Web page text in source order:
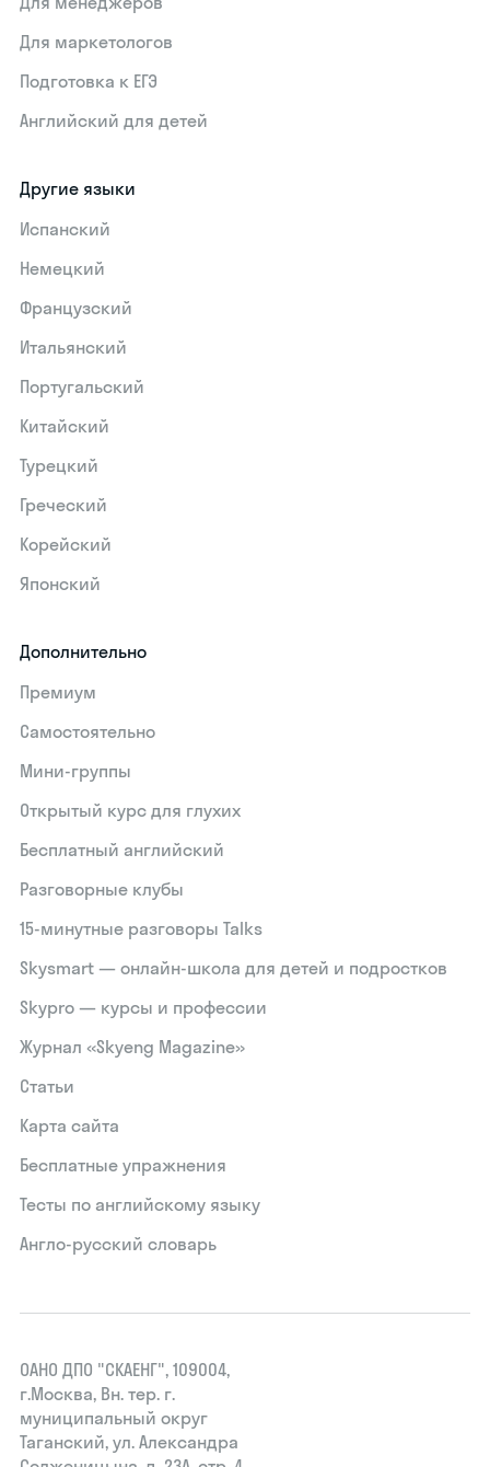
Для маркетологов
Подготовка к ЕГЭ
Английский для детей
Другие языки
Испанский
Немецкий
Французский
Итальянский
Португальский
Китайский
Турецкий
Греческий
Корейский
Японский
Дополнительно
Премиум
Самостоятельно
Мини-группы
Открытый курс для глухих
Бесплатный английский
Разговорные клубы
15‑минутные разговоры Talks
Skysmart — онлайн-школа для детей и подростков
Skypro — курсы и профессии
Журнал «Skyeng Magazine»
Статьи
Карта сайта
Бесплатные упражнения
Тесты по английскому языку
Англо-русский словарь
ОАНО ДПО "СКАЕНГ", 109004,
г.Москва, Вн. тер. г.
муниципальный округ
Таганский, ул. Александра